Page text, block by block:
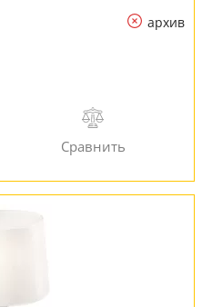
архив